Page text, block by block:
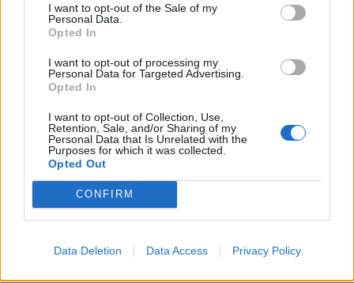
I want to opt-out of the Sale of my
Personal Data.
Opted In
I want to opt-out of processing my
Personal Data for Targeted Advertising.
Opted In
I want to opt-out of Collection, Use,
Retention, Sale, and/or Sharing of my
Personal Data that Is Unrelated with the
Purposes for which it was collected.
Opted Out
CONFIRM
Data Deletion Data Access Privacy Policy
μακροχρόνια οφέλη, μειώνοντας τον κίνδυνο
εμφάνισης νόσων και βελτιώνοντας την υγεία
γενικότερα. Η διακοπή βέβαια του καπνίσματος δεν
είναι εύκολη υπόθεση. Έχει διαπιστωθεί ότι μόνο
χωρίς βοήθεια. Οι καπνιστές έχουν μεγαλύτερες
πιθανότητες να διακόψουν το κάπνισμα όταν
γνωρίζουν τις δυσκολίες που πρόκειται ν’
αντιμετωπίσουν και τους τρόπους για να τις
παρακάμψουν
Η συνολική προσέγγιση του προβλήματος της